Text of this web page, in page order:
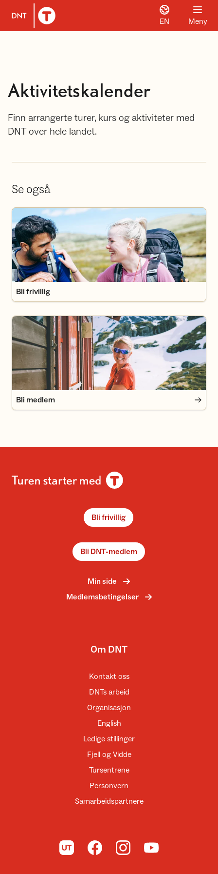
Til DNT.no forside
EN Meny
Aktivitetskalender
Finn arrangerte turer, kurs og aktiviteter med
DNT over hele landet.
Se også
Bli frivillig
Bli frivillig
Bli medlem
Bli medlem
Bli frivillig
Bli DNT-medlem
Min side
Medlemsbetingelser
Om DNT
Kontakt oss
DNTs arbeid
Organisasjon
English
Ledige stillinger
Fjell og Vidde
Tursentrene
Personvern
Samarbeidspartnere
Til UT.no Til DNT på Facebook
Til DNT på Instagram
Til DNT på YouTube